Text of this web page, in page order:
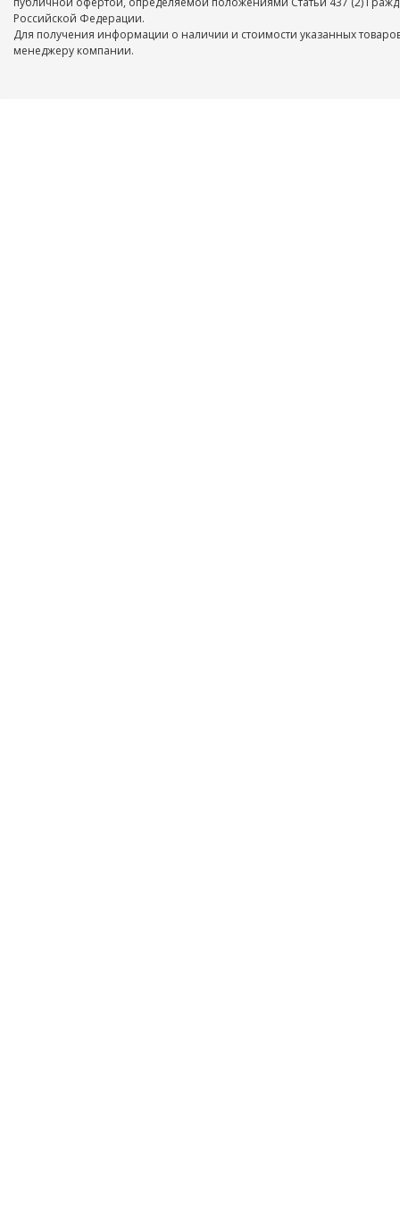
Российской Федерации.
Для получения информации о наличии и стоимости указанных
менеджеру компании.